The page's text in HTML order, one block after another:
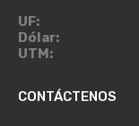
UF:
Dólar:
UTM:
CONTÁCTENOS